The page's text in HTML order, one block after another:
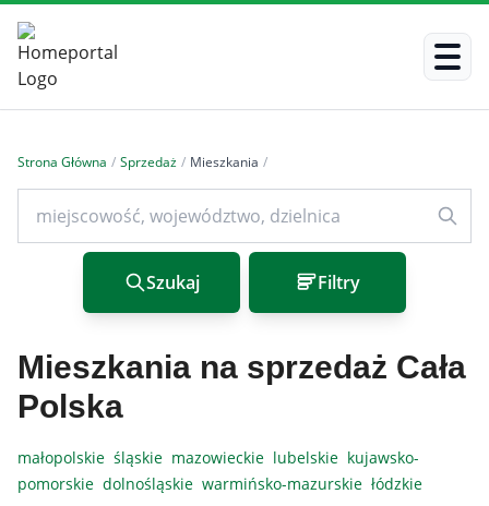
Strona Główna / Sprzedaż / Mieszkania /
Szukaj Filtry
Mieszkania na sprzedaż Cała
Polska
małopolskie śląskie mazowieckie lubelskie kujawsko-
pomorskie dolnośląskie warmińsko-mazurskie łódzkie